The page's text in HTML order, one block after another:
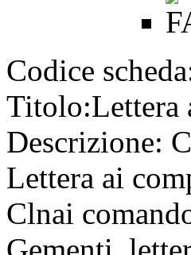
Codice
Titolo:Lettera
Descrizione:
Lettera ai
Clnai